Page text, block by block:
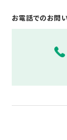
お電話でのお問